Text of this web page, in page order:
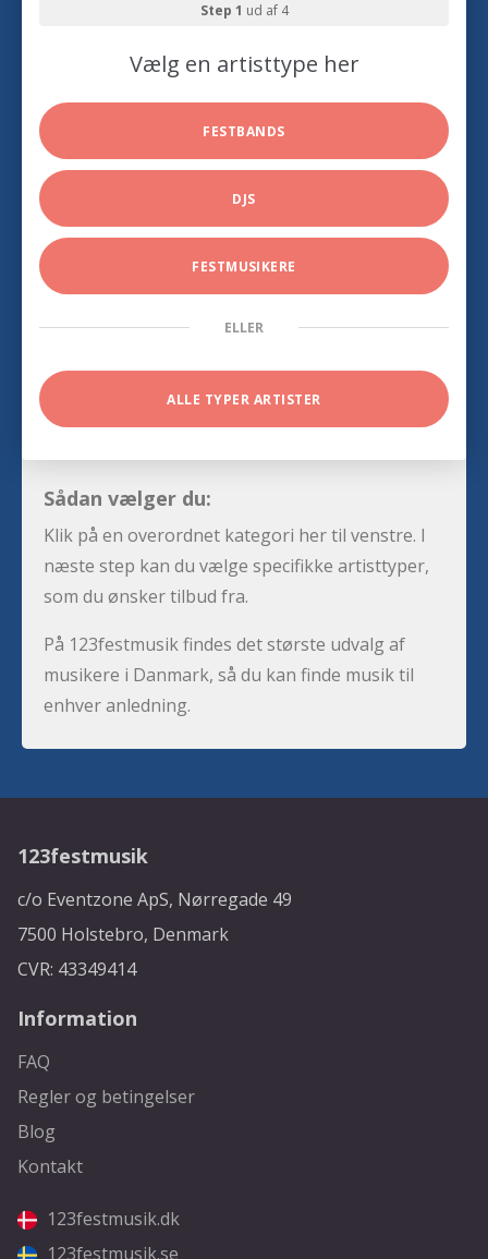
Step 1 ud af 4
Vælg en artisttype her
FESTBANDS
DJS
FESTMUSIKERE
ELLER
ALLE TYPER ARTISTER
Sådan vælger du:
Klik på en overordnet kategori her til venstre. I
næste step kan du vælge specifikke artisttyper,
som du ønsker tilbud fra.
På 123festmusik findes det største udvalg af
musikere i Danmark, så du kan finde musik til
enhver anledning.
123festmusik
c/o Eventzone ApS, Nørregade 49
7500 Holstebro, Denmark
CVR: 43349414
Information
FAQ
Regler og betingelser
Blog
Kontakt
123festmusik.dk
123festmusik.se